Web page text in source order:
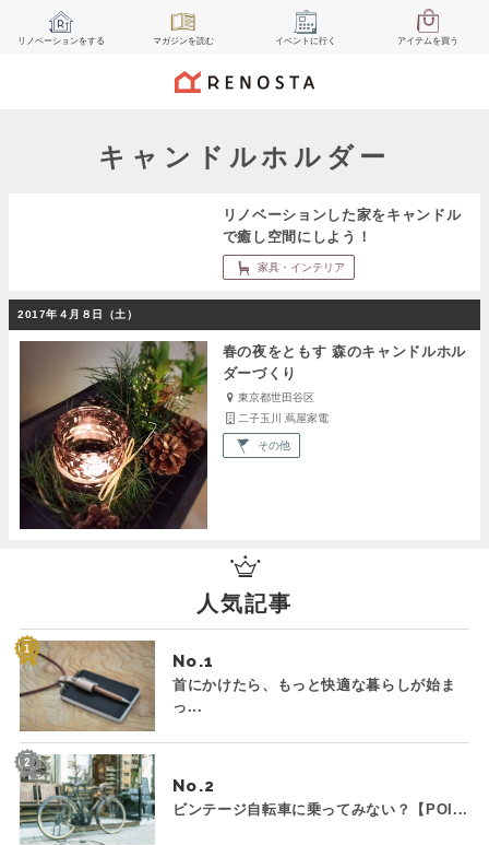
リノベーションをする マガジンを読む イベント に行く アイテムを買う
キャンドルホルダー
リノベーションした家をキャンドル
で癒し空間にしよう！
家具・インテリア
2017年４月８日（土）
春の夜をともす 森のキャンドルホル
ダーづくり
東京都世田谷区
二子玉川 蔦屋家電
その他
人気記事
No.
首にかけたら、もっと快適な暮らしが始ま
っ...
No.
ビンテージ自転車に乗ってみない？【POI...